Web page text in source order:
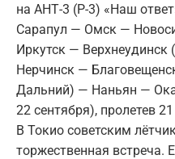
на АНТ-3 (Р-3) «Наш
Сарапул — Омск —
Иркутск —
Нерчинск —
Дальний) — Наньян —
22 сентября), пролетев
В Токио советским
торжественная встреча.